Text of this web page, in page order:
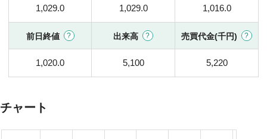
1,029.0 1,029.0 1,016.0
前日終値 出来高 売買代金(千円)
1,020.0 5,100 5,220
チャート